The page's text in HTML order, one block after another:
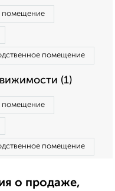
помещение
помещение
(1)
помещение
помещение
о продаже,